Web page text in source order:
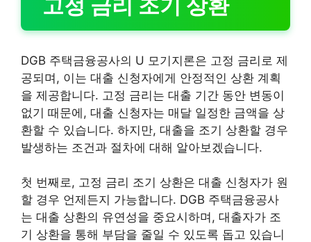
DGB 주택금융공사의 U 모기지론은 고정 금리로 제
공되며, 이는 대출 신청자에게 안정적인 상환 계획
을 제공합니다. 고정 금리는 대출 기간 동안 변동이
없기 때문에, 대출 신청자는 매달 일정한 금액을 상
환할 수 있습니다. 하지만, 대출을 조기 상환할 경우
발생하는 조건과 절차에 대해 알아보겠습니다.
첫 번째로, 고정 금리 조기 상환은 대출 신청자가 원
할 경우 언제든지 가능합니다. DGB 주택금융공사
는 대출 상환의 유연성을 중요시하며, 대출자가 조
기 상환을 통해 부담을 줄일 수 있도록 돕고 있습니